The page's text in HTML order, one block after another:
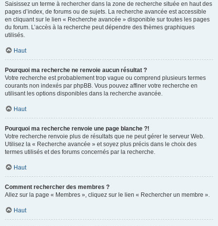
Saisissez un terme à rechercher dans la zone de recherche située en haut des
pages d’index, de forums ou de sujets. La recherche avancée est accessible
en cliquant sur le lien « Recherche avancée » disponible sur toutes les pages
du forum. L’accès à la recherche peut dépendre des thèmes graphiques
utilisés.
Haut
Pourquoi ma recherche ne renvoie aucun résultat ?
Votre recherche est probablement trop vague ou comprend plusieurs termes
courants non indexés par phpBB. Vous pouvez affiner votre recherche en
utilisant les options disponibles dans la recherche avancée.
Haut
Pourquoi ma recherche renvoie une page blanche ?!
Votre recherche renvoie plus de résultats que ne peut gérer le serveur Web.
Utilisez la « Recherche avancée » et soyez plus précis dans le choix des
termes utilisés et des forums concernés par la recherche.
Haut
Comment rechercher des membres ?
Allez sur la page « Membres », cliquez sur le lien « Rechercher un membre ».
Haut